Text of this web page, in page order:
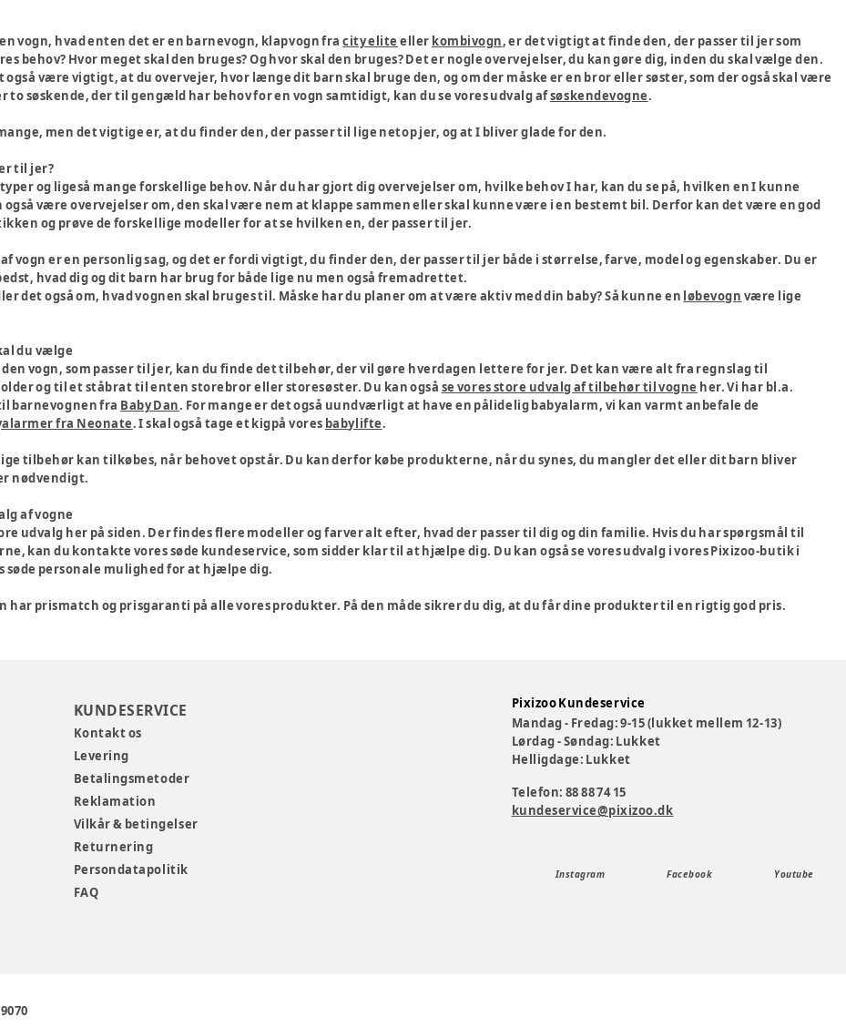
vogn, hvad enten det er en barnevogn, klapvogn fracity elite eller kombivogn, er det vigtigt at finde den, der passer til jer som
behov? Hvor meget skal den bruges? Og hvor skal den bruges? Det er nogle overvejelser, du kan gøre dig, inden du skal vælge den.
også være vigtigt, at du overvejer, hvor længe dit barn skal bruge den, og om der måske er en bror eller søster, som der også skal være
to søskende, der til gengæld har behov for en vogn samtidigt, kan du se vores udvalg afsøskendevogne.
men det vigtige er, at du finder den, der passer til lige netop jer, og at I bliver glade for den.
til jer?
og ligeså mange forskellige behov. Når du har gjort dig overvejelser om, hvilke behov I har, kan du se på, hvilken en I kunne
være overvejelser om, den skal være nem at klappe sammen eller skal kunne være i en bestemt bil. Derfor kan det være en god
og prøve de forskellige modeller for at se hvilken en, der passer til jer.
vogn er en personlig sag, og det er fordi vigtigt, du finder den, der passer til jer både i størrelse, farve, model og egenskaber. Du er
hvad dig og dit barn har brug for både lige nu men også fremadrettet.
det også om, hvad vognen skal bruges til. Måske har du planer om at være aktiv med din baby? Så kunne en løbevogn være lige
du vælge
vogn, som passer til jer, kan du finde det tilbehør, der vil gøre hverdagen lettere for jer. Det kan være alt fra regnslag til
og til et ståbrat til enten storebror eller storesøster. Du kan også se vores store udvalg af tilbehør til vogne her. Vi har bl.a.
barnevognen fra Baby Dan. For mange er det også uundværligt at have en pålidelig babyalarm, vi kan varmt anbefale de
fra Neonate. I skal også tage et kigpå vores babylifte.
tilbehør kan tilkøbes, når behovet opstår. Du kan derfor købe produkterne, når du synes, du mangler det eller dit barn bliver
nødvendigt.
af vogne
udvalg her på siden. Der findes flere modeller og farver alt efter, hvad der passer til dig og din familie. Hvis du har spørgsmål til
kan du kontakte vores søde kundeservice, som sidder klar til at hjælpe dig. Du kan også se vores udvalg i vores Pixizoo-butik i
søde personale mulighed for at hjælpe dig.
har prismatch og prisgaranti på alle vores produkter. På den måde sikrer du dig, at du får dine produkter til en rigtig god pris.
KUNDESERVICE
Kontakt os
Levering
Betalingsmetoder
Reklamation
Vilkår & betingelser
Returnering
Persondatapolitik
FAQ
Pixizoo Kundeservice
Mandag - Fredag: 9-15 (lukket mellem 12-13)
Lørdag - Søndag: Lukket
Helligdage: Lukket
Telefon: 88 88 74 15
kundeservice@pixizoo.dk
Instagram Facebook Youtube